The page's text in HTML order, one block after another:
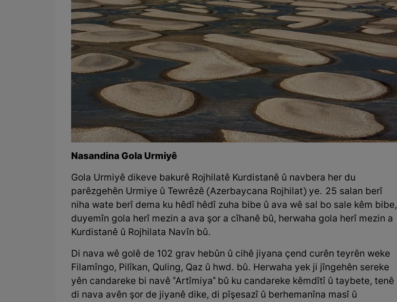
Nasandina Gola Urmiyê
Gola Urmiyê dikeve bakurê Rojhilatê Kurdistanê û navbera her du
parêzgehên Urmiye û Tewrêzê (Azerbaycana Rojhilat) ye. 25 salan berî
niha wate berî dema ku hêdî hêdî zuha bibe û ava wê sal bo sale kêm bibe,
duyemîn gola herî mezin a ava şor a cîhanê bû, herwaha gola herî mezin a
Kurdistanê û Rojhilata Navîn bû.
Di nava wê golê de 102 grav hebûn û cihê jiyana çend curên teyrên weke
Filamîngo, Pilîkan, Quling, Qaz û hwd. bû. Herwaha yek ji jîngehên sereke
yên candareke bi navê "Artîmiya" bû ku candareke kêmdîtî û taybete, tenê
di nava avên şor de jiyanê dike, di pîşesazî û berhemanîna masî û